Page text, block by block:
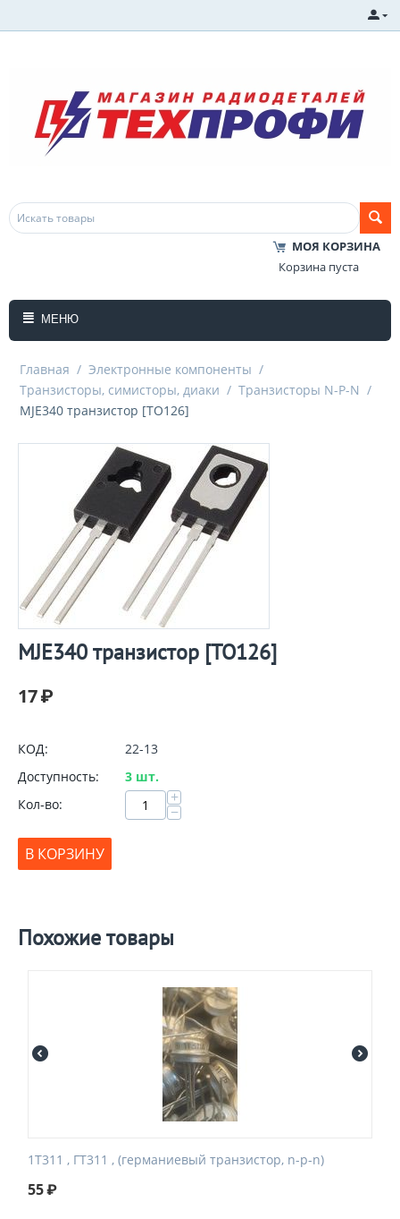
МОЯ КОРЗИНА
Корзина пуста
МЕНЮ
Главная / Электронные компоненты /
Транзисторы, симисторы, диаки / Транзисторы N-P-N /
MJE340 транзистор [TO126]
MJE340 транзистор [TO126]
17₽
КОД:
22-13
Доступность:
3 шт.
Кол-во:
+
−
В КОРЗИНУ
Похожие товары
1Т311 , ГТ311 , (германиевый транзистор, n-p-n)
55₽